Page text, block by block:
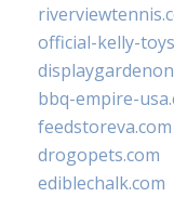
official-kelly-
bbq-empire-
feedstoreva.com
drogopets.com
ediblechalk.com